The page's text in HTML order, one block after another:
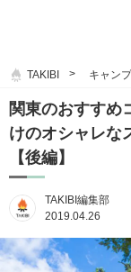
TAKIBI キャン
関東のおすす
けのオシャレな
【後編】
TAKIBI編集部
2019.04.26